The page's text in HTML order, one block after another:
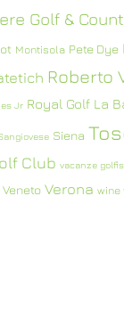
Golf &
Montisola Pete Dye
Roberto
Jr Royal Golf La
Siena
Club vacanze
Veneto Verona wine